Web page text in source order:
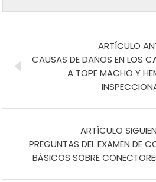
ARTÍCULO
CAUSAS DE DAÑOS EN LOS
A TOPE MACHO Y
ARTÍCULO
PREGUNTAS DEL EXAMEN DE
BÁSICOS SOBRE